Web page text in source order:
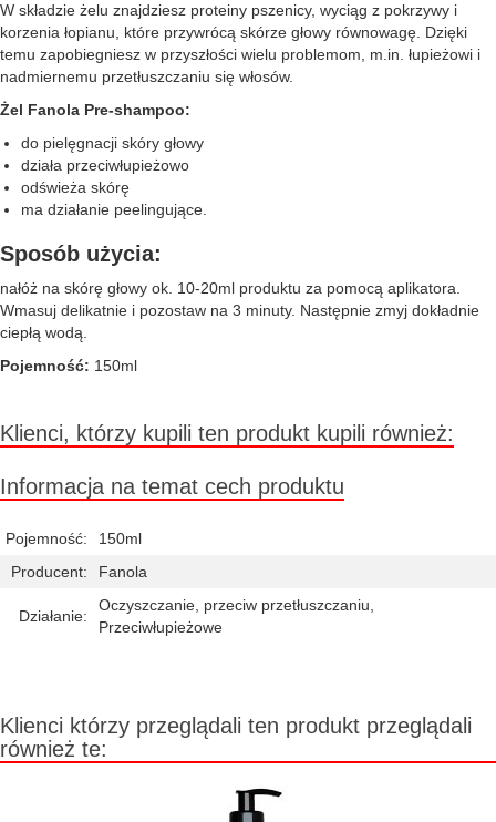
W składzie żelu znajdziesz proteiny pszenicy, wyciąg z pokrzywy i
korzenia łopianu, które przywrócą skórze głowy równowagę. Dzięki
temu zapobiegniesz w przyszłości wielu problemom, m.in. łupieżowi i
nadmiernemu przetłuszczaniu się włosów.
Żel Fanola Pre-shampoo:
do pielęgnacji skóry głowy
działa przeciwłupieżowo
odświeża skórę
ma działanie peelingujące.
Sposób użycia:
nałóż na skórę głowy ok. 10-20ml produktu za pomocą aplikatora.
Wmasuj delikatnie i pozostaw na 3 minuty. Następnie zmyj dokładnie
ciepłą wodą.
Pojemność: 150ml
Klienci, którzy kupili ten produkt kupili również:
Informacja na temat cech produktu
Pojemność:
150ml
Producent:
Fanola
Działanie:
Oczyszczanie, przeciw przetłuszczaniu,
Przeciwłupieżowe
Klienci którzy przeglądali ten produkt przeglądali
również te: